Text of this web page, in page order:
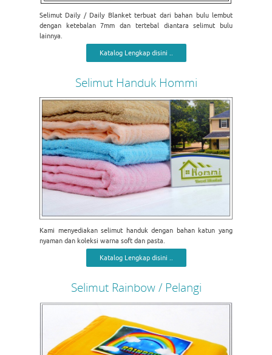
Selimut Daily / Daily Blanket terbuat dari bahan bulu lembut
dengan ketebalan 7mm dan tertebal diantara selimut bulu
lainnya.
Katalog Lengkap disini ..
Selimut Handuk Hommi
Kami menyediakan selimut handuk dengan bahan katun yang
nyaman dan koleksi warna soft dan pasta.
Katalog Lengkap disini ..
Selimut Rainbow / Pelangi